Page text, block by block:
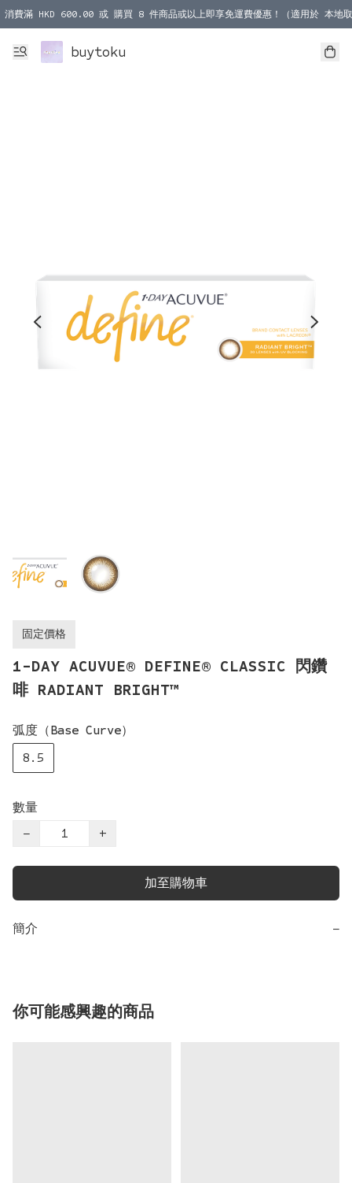
消費滿 HKD 600.00 或 購買 8 件商品或以上即享免運費優惠！（適用於 本地
消費滿 HKD 1000.00 或 購買 100 件商品或以上即享免運費優惠！（適用於
buytoku
固定價格
1-DAY ACUVUE® DEFINE® CLASSIC 閃鑽
啡 RADIANT BRIGHT™
弧度（Base Curve）
8.5
數量
−
+
加至購物車
簡介 −
你可能感興趣的商品